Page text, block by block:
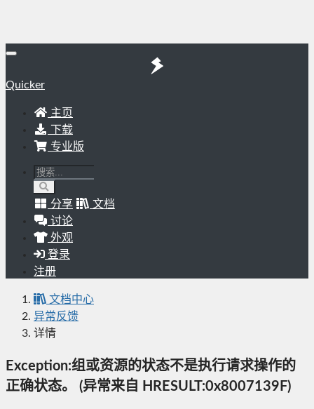
Quicker
主页
下载
专业版
分享
文档
讨论
外观
登录
注册
文档中心
异常反馈
详情
Exception:组或资源的状态不是执行请求操作的
正确状态。 (异常来自 HRESULT:0x8007139F)